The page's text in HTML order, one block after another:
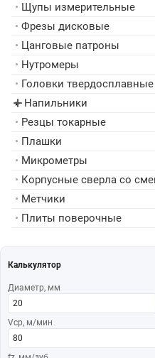
• Щупы измерительные
• Фрезы дисковые
• Цанговые патроны
• Нутромеры
• Головки
▸ Напильники
• Резцы токарные
• Плашки
• Микрометры
• Корпусные сверла со
• Метчики
• Плиты поверочные
Калькулятор
Диаметр, мм
Vср, м/мин